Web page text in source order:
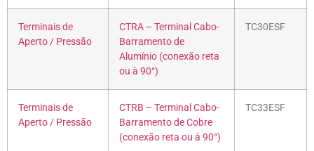
Terminais de
Aperto / Pressão
CTRA – Terminal Cabo-
Barramento de
Alumínio (conexão reta
ou à 90°)
TC30ESF
Terminais de
Aperto / Pressão
CTRB – Terminal Cabo-
Barramento de Cobre
(conexão reta ou à 90°)
TC33ESF